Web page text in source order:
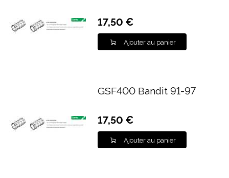
17,50 €
Ajouter au panier
GSF400 Bandit 91-97
17,50 €
Ajouter au panier